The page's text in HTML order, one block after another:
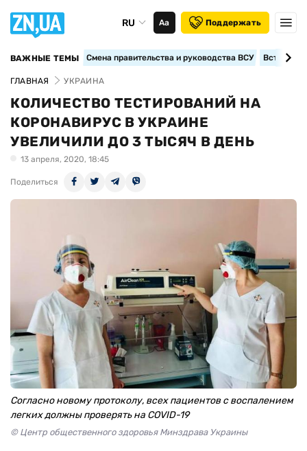
RU Аа Поддержать
ВАЖНЫЕ ТЕМЫ Смена правительства и руководства ВСУ
ГЛАВНАЯ УКРАИНА
КОЛИЧЕСТВО ТЕСТИРОВАНИЙ НА
КОРОНАВИРУС В УКРАИНЕ
УВЕЛИЧИЛИ ДО 3 ТЫСЯЧ В ДЕНЬ
13 апреля, 2020, 18:45
Поделиться
Согласно новому протоколу, всех пациентов с воспалением
легких должны проверять на COVID-19
© Центр общественного здоровья Минздрава Украины